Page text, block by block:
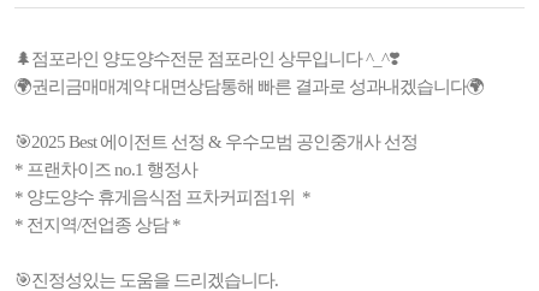
🌲점포라인 양도양수전문 점포라인 상무입니다 ^_^❣️
🌍권리금매매계약 대면상담통해 빠른 결과로 성과내겠습니다🌍
🎯2025 Best 에이전트 선정 & 우수모범 공인중개사 선정
* 프랜차이즈 no.1 행정사
* 양도양수 휴게음식점 프차커피점1위 *
* 전지역/전업종 상담 *
🎯진정성있는 도움을 드리겠습니다.